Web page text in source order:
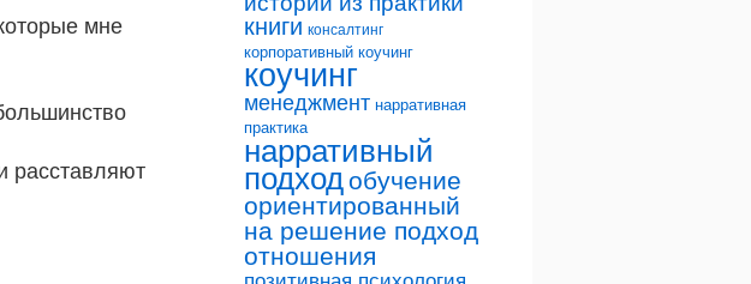
мне
расставляют
книги консалтинг
корпоративный коучинг
коучинг
менеджмент нарративная
практика
нарративный
подходобучение
ориентированный
на решение подход
отношения